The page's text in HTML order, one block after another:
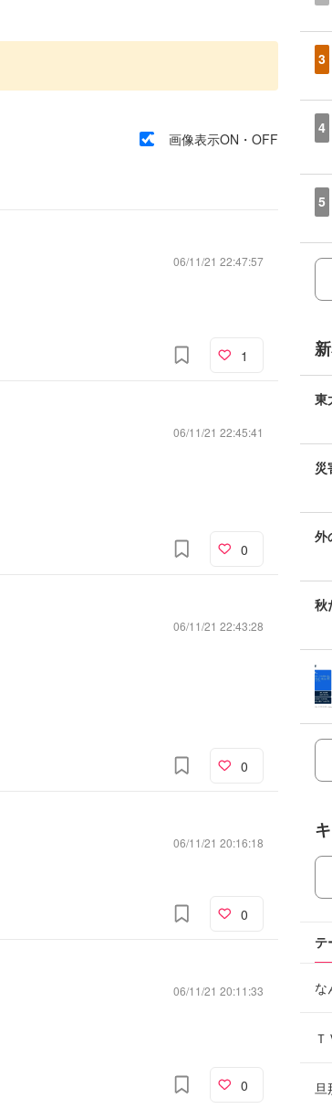
画像表示ON・OFF
06/11/21 22:47:57
1
06/11/21 22:45:41
0
06/11/21 22:43:28
0
06/11/21 20:16:18
0
06/11/21 20:11:33
0
3
4
5
東
災
外
秋
テ
な
旦